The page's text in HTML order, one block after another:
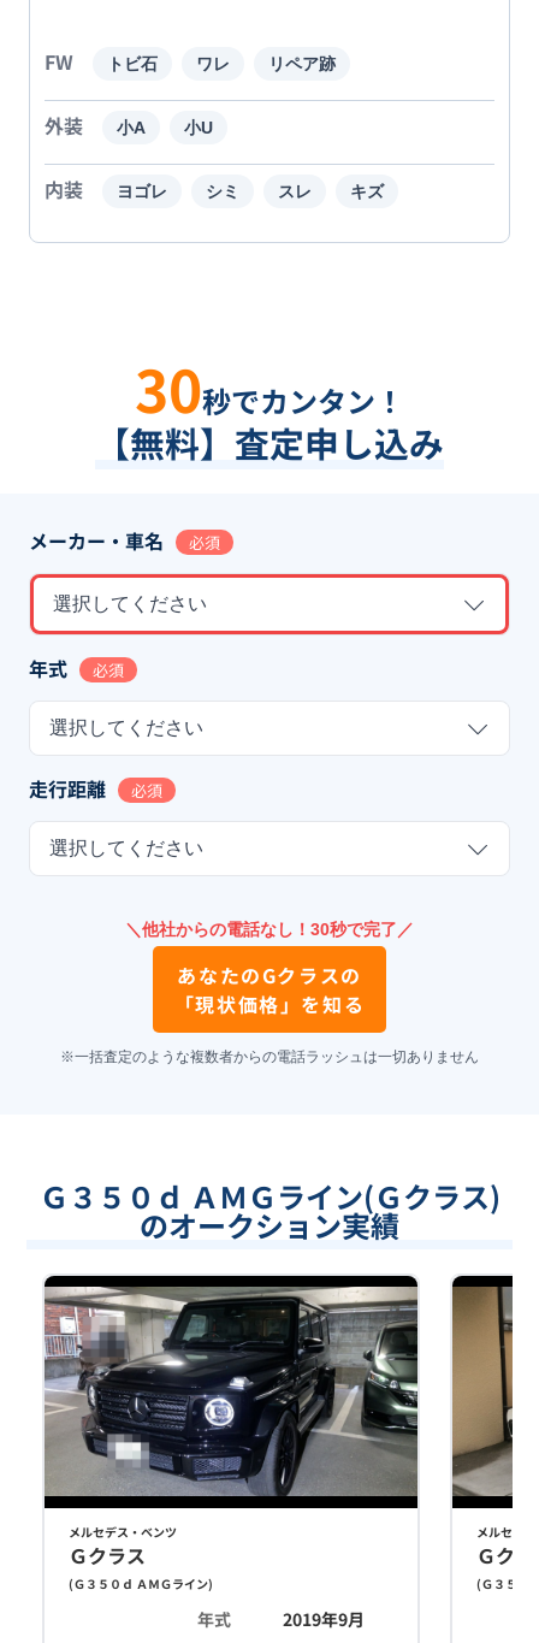
FW トビ石 ワレ リペア跡
外装 小A 小U
内装 ヨゴレ シミ スレ キズ
30秒でカンタン！
【無料】査定申し込み
メーカー・車名 必須
選択してください
年式 必須
選択してください
走行距離 必須
選択してください
＼他社からの電話なし！30秒で完了／
あなたのGクラスの
「現状価格」を知る
※一括査定のような複数者からの電話ラッシュは一切ありません
Ｇ３５０ｄ ＡＭＧライン(Ｇクラス)
のオークション実績
メルセデス・ベンツ
Ｇクラス
(Ｇ３５０ｄ ＡＭＧライン)
年式
2019年9月
メルセデ
Ｇク
(Ｇ３５０